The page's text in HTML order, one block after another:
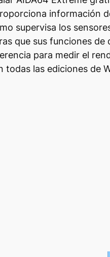
información
supervisa los
que sus funciones
para medir el
todas las ediciones de